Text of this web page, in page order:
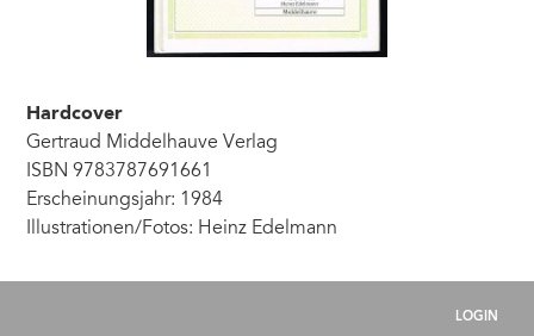
Hardcover
Gertraud Middelhauve Verlag
ISBN 9783787691661
Erscheinungsjahr: 1984
Illustrationen/Fotos: Heinz Edelmann
LOGIN